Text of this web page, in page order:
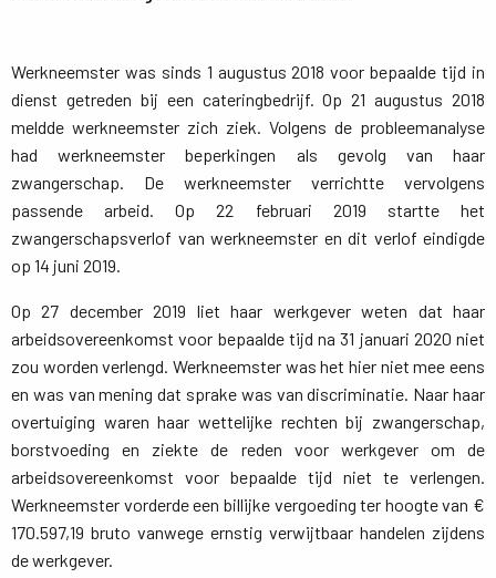
Werkneemster was sinds 1 augustus 2018 voor bepaalde tijd in
dienst getreden bij een cateringbedrijf. Op 21 augustus 2018
meldde werkneemster zich ziek. Volgens de probleemanalyse
had werkneemster beperkingen als gevolg van haar
zwangerschap. De werkneemster verrichtte vervolgens
passende arbeid. Op 22 februari 2019 startte het
zwangerschapsverlof van werkneemster en dit verlof eindigde
op 14 juni 2019.
Op 27 december 2019 liet haar werkgever weten dat haar
arbeidsovereenkomst voor bepaalde tijd na 31 januari 2020 niet
zou worden verlengd. Werkneemster was het hier niet mee eens
en was van mening dat sprake was van discriminatie. Naar haar
overtuiging waren haar wettelijke rechten bij zwangerschap,
borstvoeding en ziekte de reden voor werkgever om de
arbeidsovereenkomst voor bepaalde tijd niet te verlengen.
Werkneemster vorderde een billijke vergoeding ter hoogte van €
170.597,19 bruto vanwege ernstig verwijtbaar handelen zijdens
de werkgever.